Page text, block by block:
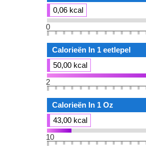
0,06 kcal
0
Calorieën In 1 eetlepel
50,00 kcal
2
Calorieën In 1 Oz
43,00 kcal
10